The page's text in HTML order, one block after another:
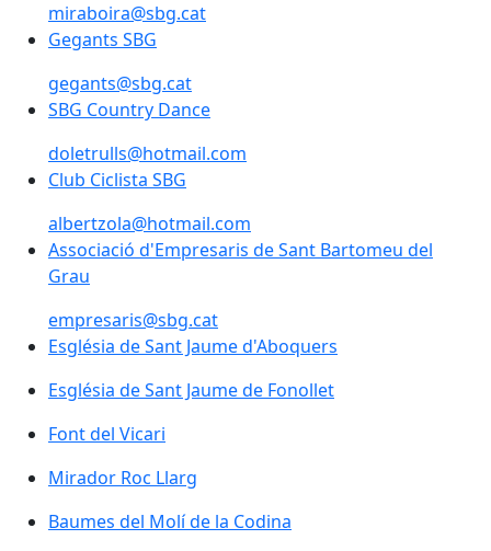
miraboira@sbg.cat
Gegants SBG
Gegants SBG
gegants@sbg.cat
SBG Country Dance
doletrulls@hotmail.com
Club Ciclista SBG
Club Ciclista SBG
albertzola@hotmail.com
Associació d'Empresaris de Sant Bartomeu del Grau
Associació d'Empresaris de Sant Bartomeu del
Grau
empresaris@sbg.cat
Església de Sant Jaume d'Aboquers
Església de Sant Jaume d'Aboquers
Església de Sant Jaume de Fonollet
Església de Sant Jaume de Fonollet
Font del Vicari
Font del Vicari
Mirador Roc Llarg
Mirador Roc Llarg
Baumes del Molí de la Codina
Baumes del Molí de la Codina